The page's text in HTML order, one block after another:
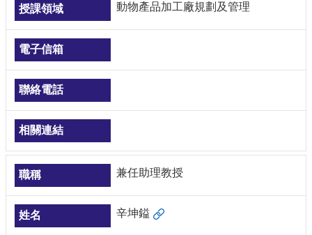
動物產品加工廠規劃及管理
兼任助理教授
辛坤鎰